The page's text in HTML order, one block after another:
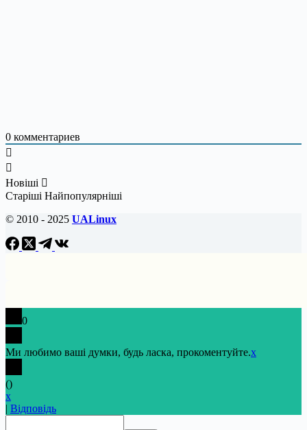
0 комментариев
Новіші
Старіші Найпопулярніші
© 2010 - 2025 UALinux
0
Ми любимо ваші думки, будь ласка, прокоментуйте.x
()
x
| Відповідь